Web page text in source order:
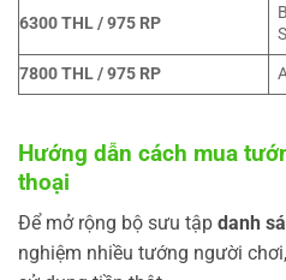
6300 THL / 975 RP
7800 THL / 975 RP
Hướng dẫn cách mua
thoại
Để mở rộng bộ sưu tập danh
nghiệm nhiều tướng người